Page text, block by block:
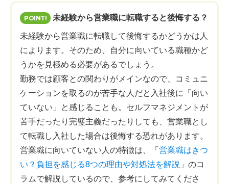
未経験から営業職に転職すると後悔する？
未経験から営業職に転職して後悔するかどうかは人
によります。そのため、自分に向いている職種かど
うかを見極める必要があるでしょう。
勤務では顧客との関わりがメインなので、コミュニ
ケーションを取るのが苦手な人だと入社後に「向い
ていない」と感じることも。セルフマネジメントが
苦手だったり完璧主義だったりしても、営業職とし
て転職し入社した場合は後悔する恐れがあります。
営業職に向いていない人の特徴は、「営業職はきつ
い？負担を感じる8つの理由や対処法を解説 」のコ
ラムで解説しているので、参考にしてみてくださ